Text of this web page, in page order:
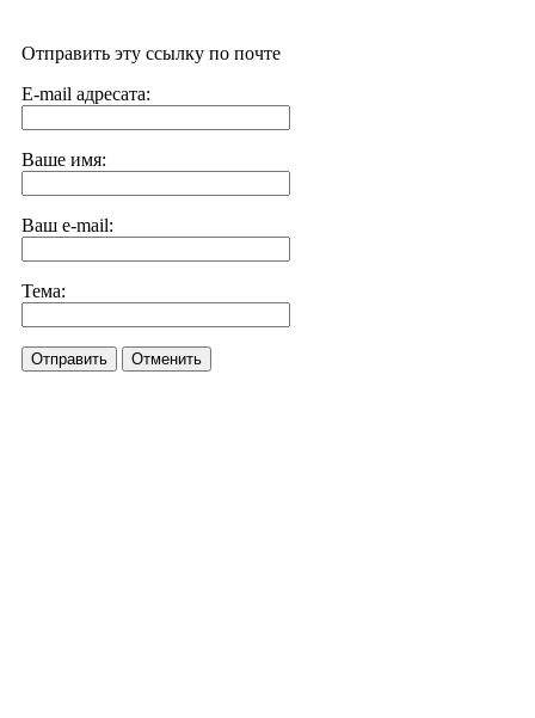
Отправить эту ссылку по почте
E-mail адресата:
Ваше имя:
Ваш e-mail:
Тема:
Отправить Отменить